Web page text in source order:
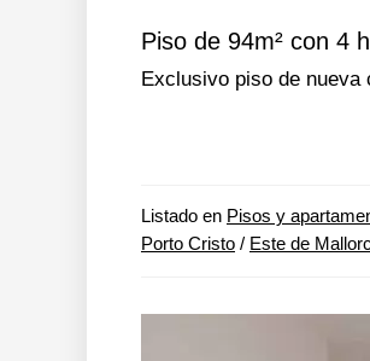
Más opciones de búsqueda
Piso de 94m² con 4
Exclusivo piso de nueva
Listado en Pisos y
Porto Cristo / Este de